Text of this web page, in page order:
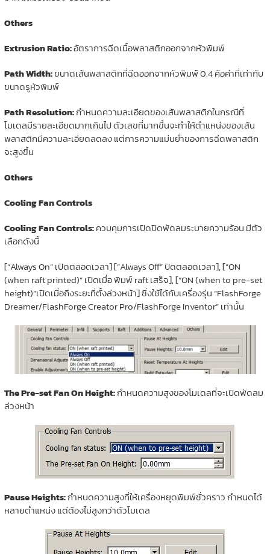
Others
Extrusion Ratio:อัตราการฉีดเนื้อพลาสติกออกจากหัวพิมพ์
Path Width:ขนาดเส้นพลาสติกที่ฉีดออกจากหัวพิมพ์ 0.4 คือค่าที่เท่ากับ
ขนาดรูหัวพิมพ์
Path Resolution:กำหนดความละเอียดของเส้นพลาสติกในกรณีที่
โมเดลมีรายละเอียดมากเกินไป ตัวเลขที่มากขึ้นจะทำให้ตำแหน่งของเส้น
พลาสติกมีความละเอียดลดลง แต่การความแม่นยำของการฉีดพลาสติก
จะสูงขึ้น
Others
Cooling Fan Controls
Cooling Fan Controls:ควบคุมการเปิดปิดพัดลมระบายความร้อน มีตัว
เลือกดังนี้
[“Always On” เปิดตลอดเวลา] [“Always Off” ปิดตลอดเวลา], [“ON
(when raft printed)” เปิดเมื่อ พิมพ์ raft เสร็จ], [“ON (when to pre-set
height)”เปิดเมื่อถึงระยะที่ตั้งล่วงหน้า] ซึ่งใช้ได้กับเครื่องรุ่น “FlashForge
Dreamer/FlashForge Creator Pro/FlashForge Inventor” เท่านั้น
The Pre-set Fan On Height:กำหนดความสูงของโมเดลที่จะเปิดพัดลม
ล่วงหน้า
Pause Heights:กำหนดความสูงที่ให้เครื่องหยุดพิมพ์ชั่วคราว กำหนดได้
หลายตำแหน่ง แต่ต้องไม่สูงกว่าตัวโมเดล